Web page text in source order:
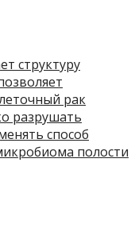
структуру
рак
разрушать
способ
полости